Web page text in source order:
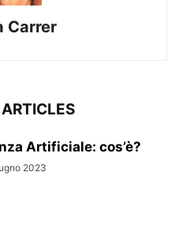
Carrer
Artificiale: cos’è?
2023